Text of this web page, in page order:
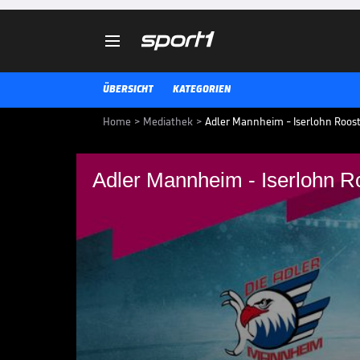

ÜBERSICHT KATEGORIEN
Home > Mediathek > Adler Mannheim - Iserlohn
Adler Mannheim - Iserlohn
Adler Mannheim -
(Highlights)
Adler Mannheim - Iserlohn